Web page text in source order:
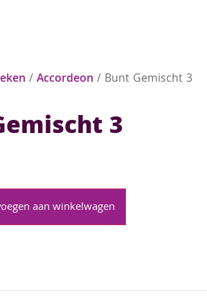
/Accordeon / Bunt Gemischt 3
3
aan winkelwagen